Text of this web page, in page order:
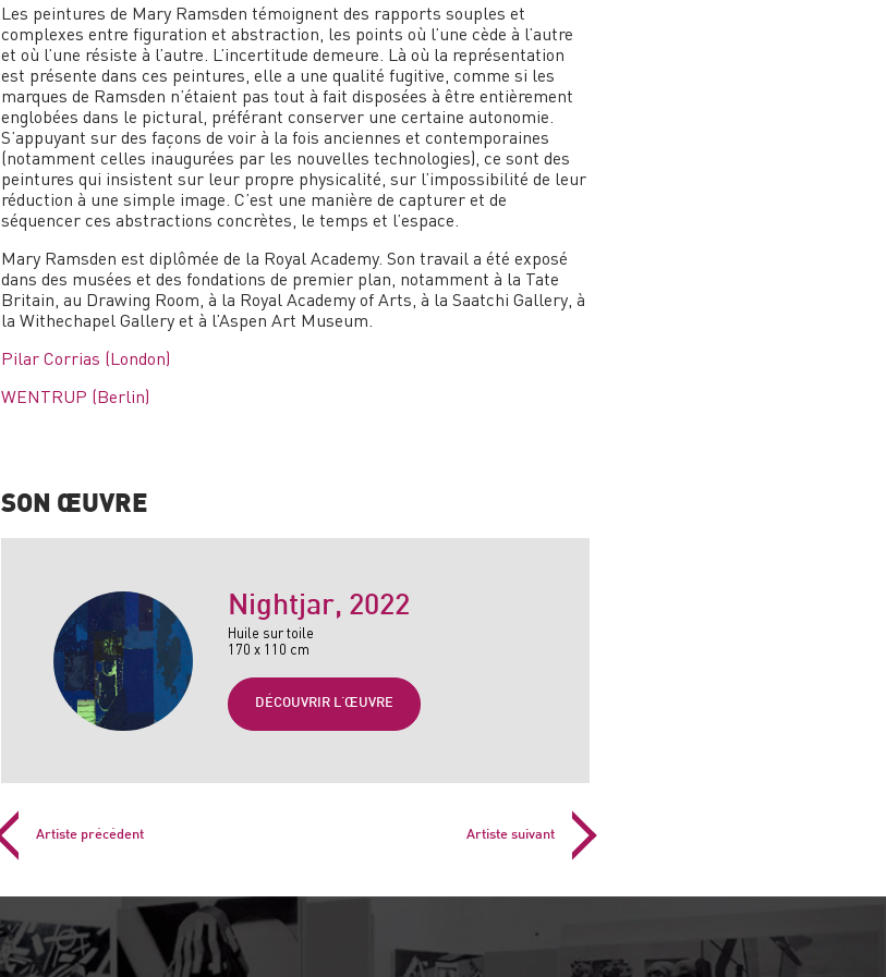
Les peintures de Mary Ramsden témoignent des rapports souples et
complexes entre figuration et abstraction, les points où l’une cède à l’autre
et où l’une résiste à l’autre. L’incertitude demeure. Là où la représentation
est présente dans ces peintures, elle a une qualité fugitive, comme si les
marques de Ramsden n’étaient pas tout à fait disposées à être entièrement
englobées dans le pictural, préférant conserver une certaine autonomie.
S’appuyant sur des façons de voir à la fois anciennes et contemporaines
(notamment celles inaugurées par les nouvelles technologies), ce sont des
peintures qui insistent sur leur propre physicalité, sur l’impossibilité de leur
réduction à une simple image. C’est une manière de capturer et de
séquencer ces abstractions concrètes, le temps et l’espace.
Mary Ramsden est diplômée de la Royal Academy. Son travail a été exposé
dans des musées et des fondations de premier plan, notamment à la Tate
Britain, au Drawing Room, à la Royal Academy of Arts, à la Saatchi Gallery, à
la Withechapel Gallery et à l’Aspen Art Museum.
Pilar Corrias (London)
WENTRUP (Berlin)
SON ŒUVRE
Nightjar, 2022
Huile sur toile
170 x 110 cm
DÉCOUVRIR L'ŒUVRE
Artiste précédent Artiste suivant